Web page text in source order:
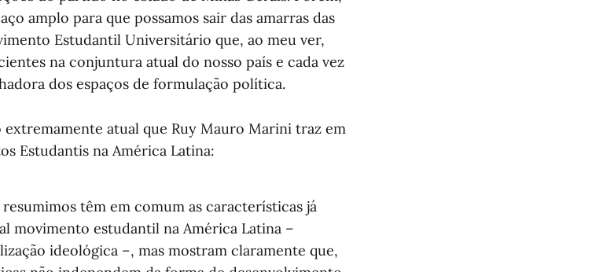
amplo para que possamos sair das amarras das
Estudantil Universitário que, ao meu ver,
na conjuntura atual do nosso país e cada vez
dos espaços de formulação política.
atual que Ruy Mauro Marini traz em
Estudantis na América Latina:
têm em comum as características já
movimento estudantil na América Latina –
ideológica –, mas mostram claramente que,